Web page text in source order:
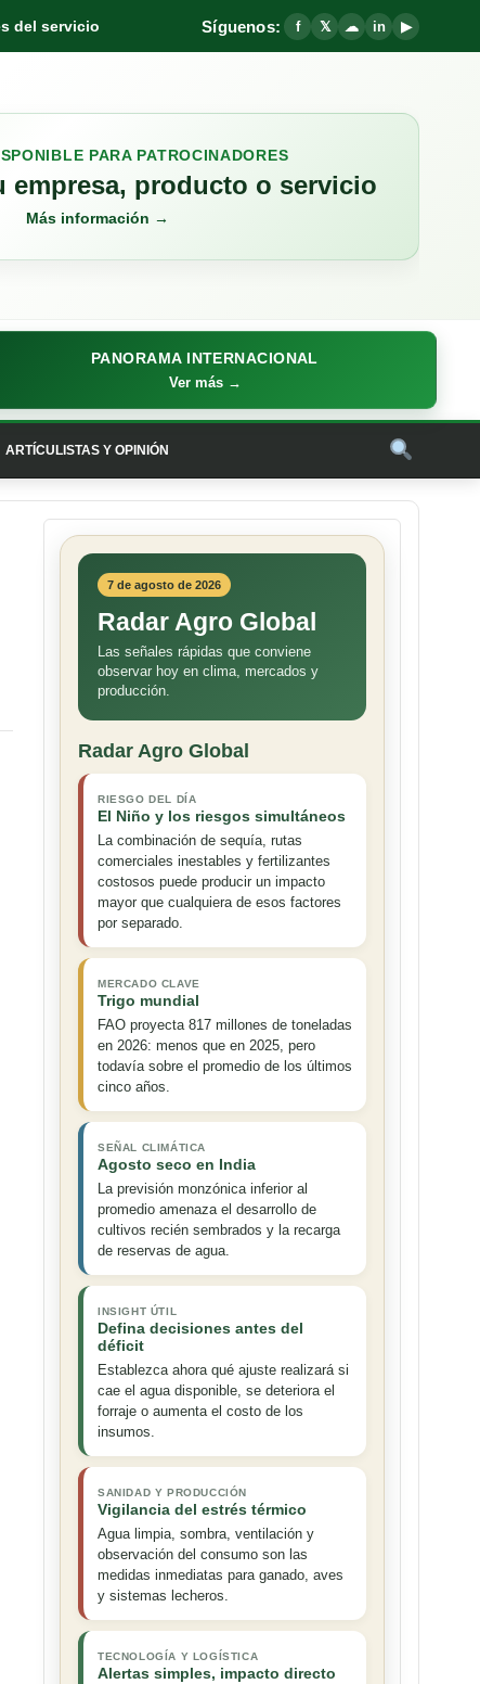
del servicio Síguenos: f 𝕏 ☁ in ▶
PARA PATROCINADORES
empresa, producto o servicio
Más información →
PANORAMA INTERNACIONAL
Ver más →
ARTÍCULISTAS Y OPINIÓN
7 de agosto de 2026
Radar Agro Global
Las señales rápidas que conviene
observar hoy en clima, mercados y
producción.
Radar Agro Global
RIESGO DEL DÍA
El Niño y los riesgos simultáneos
La combinación de sequía, rutas
comerciales inestables y fertilizantes
costosos puede producir un impacto
mayor que cualquiera de esos factores
por separado.
MERCADO CLAVE
Trigo mundial
FAO proyecta 817 millones de toneladas
en 2026: menos que en 2025, pero
todavía sobre el promedio de los últimos
cinco años.
SEÑAL CLIMÁTICA
Agosto seco en India
La previsión monzónica inferior al
promedio amenaza el desarrollo de
cultivos recién sembrados y la recarga
de reservas de agua.
INSIGHT ÚTIL
Defina decisiones antes del
déficit
Establezca ahora qué ajuste realizará si
cae el agua disponible, se deteriora el
forraje o aumenta el costo de los
insumos.
SANIDAD Y PRODUCCIÓN
Vigilancia del estrés térmico
Agua limpia, sombra, ventilación y
observación del consumo son las
medidas inmediatas para ganado, aves
y sistemas lecheros.
TECNOLOGÍA Y LOGÍSTICA
Alertas simples, impacto directo